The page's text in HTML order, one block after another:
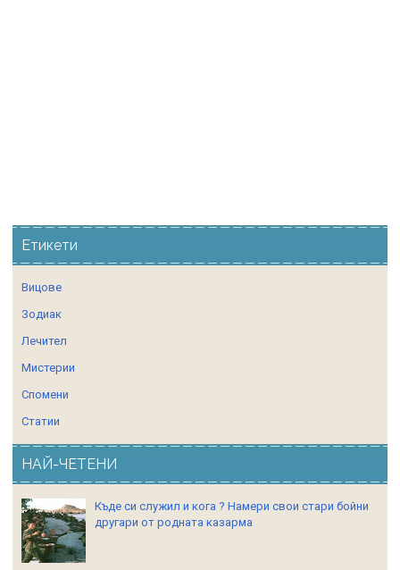
Етикети
Вицове
Зодиак
Лечител
Мистерии
Спомени
Статии
НАЙ-ЧЕТЕНИ
Къде си служил и кога ? Намери свои стари бойни
другари от родната казарма